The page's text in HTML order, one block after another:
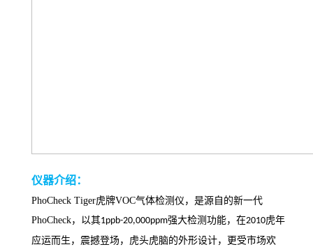
仪器介绍：
PhoCheck Tiger虎牌VOC气体检测仪，是源自的新一代
PhoCheck，以其1ppb-20,000ppm强大检测功能，在2010虎年
应运而生，震撼登场，虎头虎脑的外形设计，更受市场欢